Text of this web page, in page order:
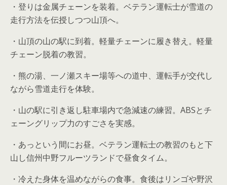
・登りは金属チェーンを装着。ベテラン運転士が雪道の
走行方法を伝授しつつ山頂へ。
・山頂の山の駅に到着。軽量チェーンに履き替え。軽量
チェーン脱着の教習。
・熊の湯、一ノ瀬スキー場等への道中、運転手が交代し
ながら雪道走行を体験。
・山の駅に引き返し駐車場内で急減速の練習。ABSとチ
ェーングリップ力のすごさを実感。
・あっという間にお昼。ベテラン運転士の教習のもと下
山し信州中野フルーツランドで昼食タイム。
・冷えた身体を温めながらの食事。食後はリンゴや野沢